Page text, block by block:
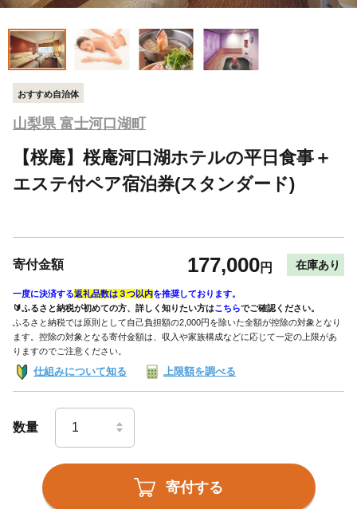
おすすめ自治体
山梨県 富士河口湖町
【桜庵】桜庵河口湖ホテルの平日食事＋
エステ付ペア宿泊券(スタンダード)
寄付金額 177,000円 在庫あり
一度に決済する返礼品数は３つ以内を推奨しております。
🔰ふるさと納税が初めての方、詳しく知りたい方はこちらでご確認ください。
ふるさと納税では原則として自己負担額の2,000円を除いた全額が控除の対象となり
ます。控除の対象となる寄付金額は、収入や家族構成などに応じて一定の上限があ
りますのでご注意ください。
仕組みについて知る 上限額を調べる
数量
寄付する